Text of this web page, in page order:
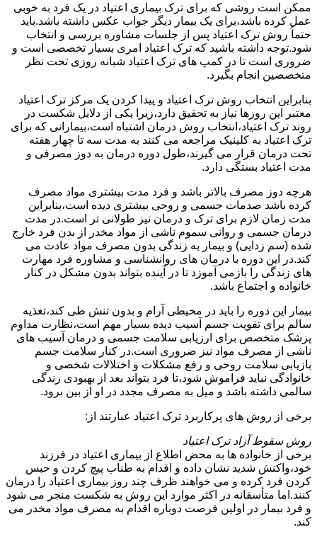
ممکن است روشی که برای ترک بیماری اعتیاد در یک فرد به خوبی
عمل کرده باشد،برای یک بیمار دیگر جواب عکس داشته باشد.باید
حتماً روش ترک اعتیاد پس از جلسات مشاوره بررسی و انتخاب
شود.توجه داشته باشید که ترک اعتیاد امری بسیار تخصصی است و
ضروری است تا در کمپ های ترک اعتیاد شبانه روزی تحت نظر
متخصصین انجام بگیرد.
بنابراین انتخاب روش ترک اعتیاد و پیدا کردن یک مرکز ترک اعتیاد
معتبر این روزها نیاز به تحقیق دارد،زیرا یکی از دلایل شکست در
روند ترک اعتیاد،انتخاب روش درمان اشتباه است،بیمارانی که برای
ترک اعتیاد به کلینیک مراجعه می کنند به مدت سه تا چهار هفته
تحت درمان قرار می گیرند،طول دوره درمان به دوز مصرفی و
مدت اعتیاد بستگی دارد.
هرچه دوز مصرف بالاتر باشد و فرد مدت بیشتری مواد مصرف
کرده باشد صدمات جسمی و روحی بیشتری دیده است،بنابراین
مدت زمان لازم برای ترک و درمان نیز طولانی تر است.در مدت
درمان جسمی و روانی سموم ناشی از مواد مخدر از بدن فرد خارج
شده (سم زدایی) و بیمار به زندگی بدون مصرف مواد عادت می
کند.در این دوره با درمان های روانشناسی و مشاوره فرد مهارت
های زندگی را بازمی آموزد تا در آینده بتواند بدون مشکل در کنار
خانواده و اجتماع باشد.
بیمار این دوره را باید در محیطی آرام و بدون تنش طی کند،تغذیه
سالم برای تقویت جسم آسیب دیده بسیار مهم است،نظارت مداوم
پزشک متخصص برای ارزیابی سلامت جسمی و درمان آسیب های
ناشی از مصرف مواد نیز ضروری است.در کنار سلامت جسم
بازیابی سلامت روحی و رفع مشکلات و اختلالات شخصی و
خانوادگی نباید فراموش شود،تا فرد بتواند بعد از بهبودی زندگی
سالمی داشته باشد و میل به مصرف مجدد در او از بین برود.
برخی از روش های پرکاربرد ترک اعتیاد عبارتند از:
روش سقوط آزاد ترک اعتیاد
برخی از خانواده ها به محض اطلاع از بیماری اعتیاد در فرزند
خود،واکنش شدید نشان داده و اقدام به طناب پیچ کردن و حبس
کردن فرد کرده و می خواهند ظرف چند روز بیماری اعتیاد را درمان
کنند.اما متأسفانه در اکثر موارد این روش به شکست منجر می شود
و فرد بیمار در اولین فرصت دوباره اقدام به مصرف مواد مخدر می
کند.